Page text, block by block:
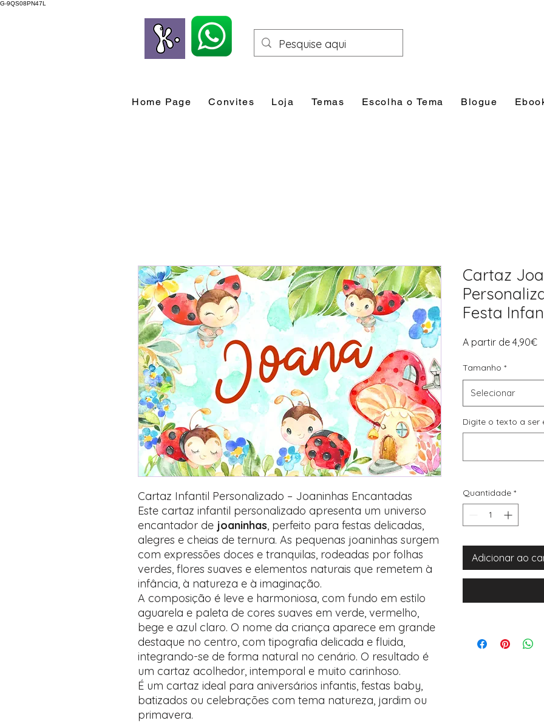
G-9QS08PN47L
Home Page Convites Loja Temas Escolha o Tema Blogue
Cartaz Infantil Personalizado – Joaninhas Encantadas
Este cartaz infantil personalizado apresenta um universo
encantador de joaninhas, perfeito para festas delicadas,
alegres e cheias de ternura. As pequenas joaninhas surgem
com expressões doces e tranquilas, rodeadas por folhas
verdes, flores suaves e elementos naturais que remetem à
infância, à natureza e à imaginação.
A composição é leve e harmoniosa, com fundo em estilo
aguarela e paleta de cores suaves em verde, vermelho,
bege e azul claro. O nome da criança aparece em grande
destaque no centro, com tipografia delicada e fluida,
integrando-se de forma natural no cenário. O resultado é
um cartaz acolhedor, intemporal e muito carinhoso.
É um cartaz ideal para aniversários infantis, festas baby,
batizados ou celebrações com tema natureza, jardim ou
primavera.
Cartaz
Festa
A partir de 4,90€
Tamanho *
Selecionar
Digite o texto a
Quantidade *
Adicionar ao